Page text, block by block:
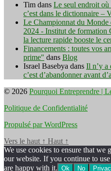
Tim dans Le seul endroit où
c’est dans le dictionnaire –
Le Championnat du
2024 - Institut de formation
la lecture rapide booste le
Financements : toutes vos
prime" dans Blog
Israel Basebya dans Il n’y a
c’est d’abandonner avant
© 2026 Pourquoi Entreprendre |
Politique de Confidentialité
Propulsé par WordPress
Vers le haut ↑ Haut ↑
We use cookies to ensure that we
our website. If you continue to
are happy with it. Ok No